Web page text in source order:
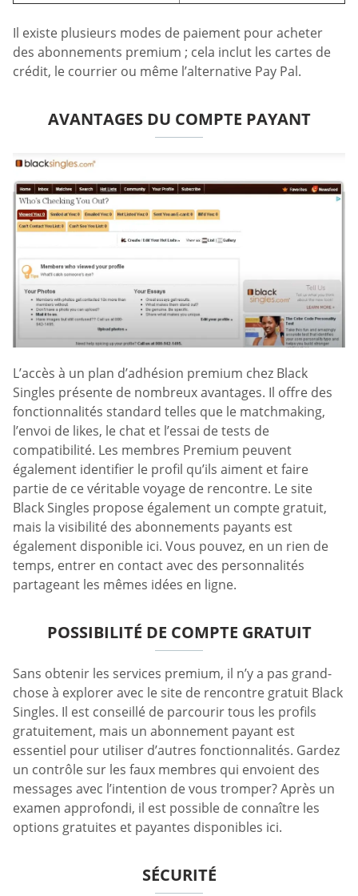
Il existe plusieurs modes de paiement pour acheter
des abonnements premium ; cela inclut les cartes de
crédit, le courrier ou même l’alternative Pay Pal.
AVANTAGES DU COMPTE PAYANT
L’accès à un plan d’adhésion premium chez Black
Singles présente de nombreux avantages. Il offre des
fonctionnalités standard telles que le matchmaking,
l’envoi de likes, le chat et l’essai de tests de
compatibilité. Les membres Premium peuvent
également identifier le profil qu’ils aiment et faire
partie de ce véritable voyage de rencontre. Le site
Black Singles propose également un compte gratuit,
mais la visibilité des abonnements payants est
également disponible ici. Vous pouvez, en un rien de
temps, entrer en contact avec des personnalités
partageant les mêmes idées en ligne.
POSSIBILITÉ DE COMPTE GRATUIT
Sans obtenir les services premium, il n’y a pas grand-
chose à explorer avec le site de rencontre gratuit Black
Singles. Il est conseillé de parcourir tous les profils
gratuitement, mais un abonnement payant est
essentiel pour utiliser d’autres fonctionnalités. Gardez
un contrôle sur les faux membres qui envoient des
messages avec l’intention de vous tromper? Après un
examen approfondi, il est possible de connaître les
options gratuites et payantes disponibles ici.
SÉCURITÉ